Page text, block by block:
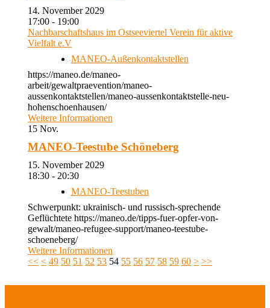
14. November 2029
17:00 - 19:00
Nachbarschaftshaus im Ostseeviertel Verein für aktive
Vielfalt e.V
MANEO-Außenkontaktstellen
https://maneo.de/maneo-
arbeit/gewaltpraevention/maneo-
aussenkontaktstellen/maneo-aussenkontaktstelle-neu-
hohenschoenhausen/
Weitere Informationen
15 Nov.
MANEO-Teestube Schöneberg
15. November 2029
18:30 - 20:30
MANEO-Teestuben
Schwerpunkt: ukrainisch- und russisch-sprechende
Geflüchtete https://maneo.de/tipps-fuer-opfer-von-
gewalt/maneo-refugee-support/maneo-teestube-
schoeneberg/
Weitere Informationen
<< < 49 50 51 52 53 54 55 56 57 58 59 60 > >>